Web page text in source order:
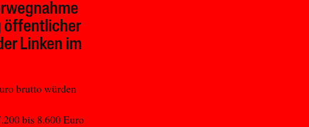
öffentlicher
Linken im
brutto würden
bis 8.600 Euro